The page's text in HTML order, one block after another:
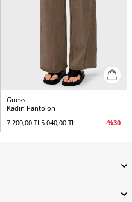
Guess
Kadın Pantolon
7.200,00TL5.040,00 TL -%30